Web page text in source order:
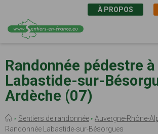
au
contenu
principal
À PROPOS
Randonnée pédestre à
Labastide-sur-
Ardèche (07)
Fil
d'Ariane
Sentiers de randonnée Auvergne-Rhône-
Randonnée Labastide-sur-Bésorgues